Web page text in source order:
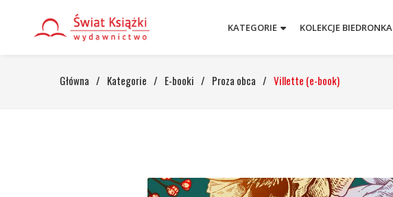
KATEGORIE KOLEKCJE BIEDRONKA
Główna / Kategorie / E-booki / Proza obca / Villette (e-book)